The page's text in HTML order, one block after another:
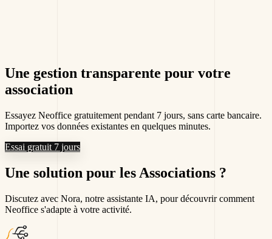
Une gestion transparente pour votre
association
Essayez Neoffice gratuitement pendant 7 jours, sans carte bancaire.
Importez vos données existantes en quelques minutes.
Essai gratuit 7 jours
Une solution pour les Associations ?
Discutez avec Nora, notre assistante IA, pour découvrir comment
Neoffice s'adapte à votre activité.